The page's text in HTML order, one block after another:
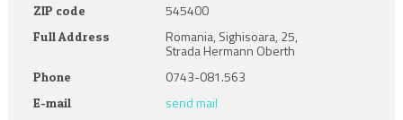
ZIP code 545400
Full Address Romania, Sighisoara, 25,
Strada Hermann Oberth
Phone 0743-081.563
E-mail send mail